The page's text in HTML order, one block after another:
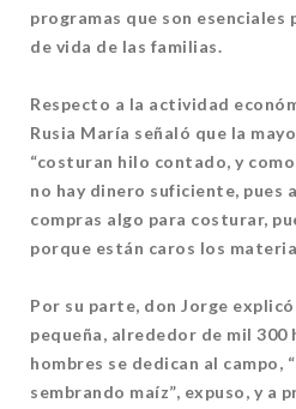
programas que son esenciales
de vida de las familias.
Respecto a la actividad
Rusia María señaló que la
“costuran hilo contado, y
no hay dinero suficiente, pues
compras algo para costurar,
porque están caros los
Por su parte, don Jorge
pequeña, alrededor de mil 300
hombres se dedican al campo,
sembrando maíz”, expuso, y a